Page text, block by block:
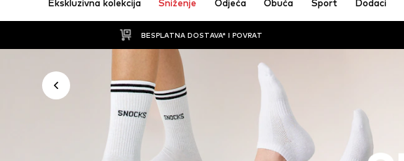
Ekskluzivna kolekcija Sniženje Odjeća Obuća Sport Dodaci
BESPLATNA DOSTAVA* I POVRAT